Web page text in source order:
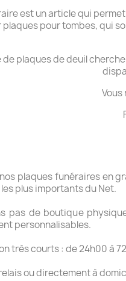
est un article qui
plaques pour tombes, qui
de plaques de deuil
plaques funéraires en
plus importants du Net.
pas de boutique
personnalisables.
très courts : de 24h00 à
ou directement à